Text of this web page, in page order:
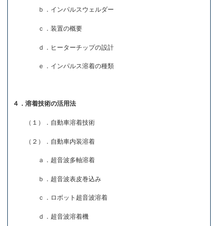
ｂ．インパルスウェルダー
ｃ．装置の概要
ｄ．ヒーターチップの設計
ｅ．インパルス溶着の種類
４．溶着技術の活用法
（１）．自動車溶着技術
（２）．自動車内装溶着
ａ．超音波多軸溶着
ｂ．超音波表皮巻込み
ｃ．ロボット超音波溶着
ｄ．超音波溶着機